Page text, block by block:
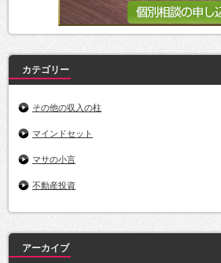
カテゴリー
その他の収入の柱
マインドセット
マサの小言
不動産投資
アーカイブ